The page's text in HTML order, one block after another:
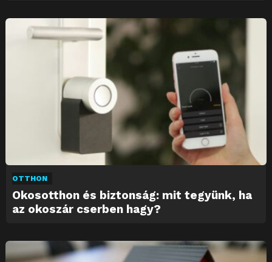
OTTHON
Okosotthon és biztonság: mit tegyünk, ha
az okoszár cserben hagy?